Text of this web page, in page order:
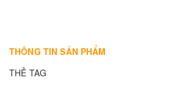
THÔNG TIN SẢN PHẨM
THẺ TAG